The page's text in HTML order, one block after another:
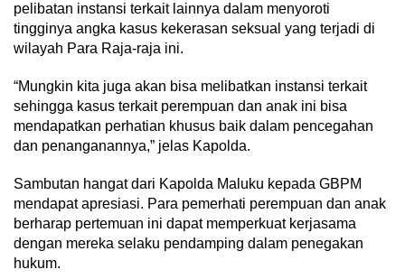
pelibatan instansi terkait lainnya dalam menyoroti
tingginya angka kasus kekerasan seksual yang terjadi di
wilayah Para Raja-raja ini.
“Mungkin kita juga akan bisa melibatkan instansi terkait
sehingga kasus terkait perempuan dan anak ini bisa
mendapatkan perhatian khusus baik dalam pencegahan
dan penanganannya,” jelas Kapolda.
Sambutan hangat dari Kapolda Maluku kepada GBPM
mendapat apresiasi. Para pemerhati perempuan dan anak
berharap pertemuan ini dapat memperkuat kerjasama
dengan mereka selaku pendamping dalam penegakan
hukum.